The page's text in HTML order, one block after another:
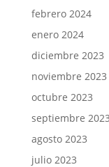
febrero 2024
enero 2024
diciembre 2023
noviembre 2023
octubre 2023
septiembre 2023
agosto 2023
julio 2023